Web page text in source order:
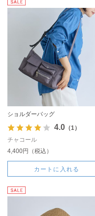
ショルダーバッグ
4.0（1）
チャコール
4,400円（税込）
カートに入れる